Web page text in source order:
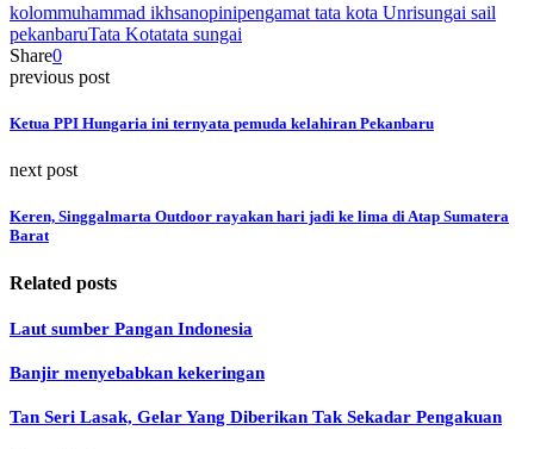
kolommuhammad ikhsanopinipengamat tata kota Unrisungai sail
pekanbaruTata Kotatata sungai
Share0
previous post
Ketua PPI Hungaria ini ternyata pemuda kelahiran Pekanbaru
next post
Keren, Singgalmarta Outdoor rayakan hari jadi ke lima di Atap Sumatera
Barat
Related posts
Laut sumber Pangan Indonesia
Banjir menyebabkan kekeringan
Tan Seri Lasak, Gelar Yang Diberikan Tak Sekadar Pengakuan